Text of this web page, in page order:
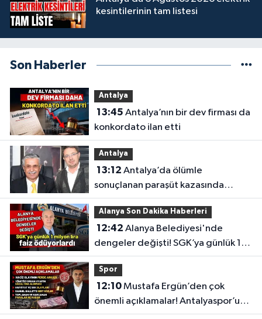
kesintilerinin tam listesi
Son Haberler
Antalya
13:45
konkordato ilan etti
Antalya
13:12
sonuçlanan paraşüt kazasında
gözler Necati Topaloğlu’nun
oğlunda
Alanya Son Dakika Haberleri
12:42
dengeler değişti! SGK’ya günlük 1
milyon lira faiz ödüyorlardı
Spor
12:10Mustafa Ergün’den çok
önemli açıklamalar! Antalyaspor’un
merak edilenlerini anlattı